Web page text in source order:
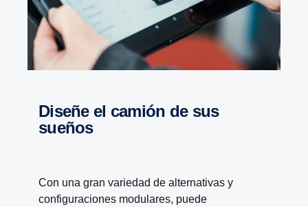
mejoró. Ahora, puede brindar un torque de
4700 Nm a una velocidad del eje del propulsor
diseñe el camión de sus
sueños
Con una gran variedad de alternativas y
configuraciones modulares, puede